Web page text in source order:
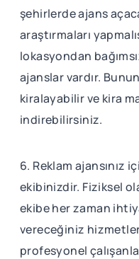
şehirlerde ajans
araştırmaları
lokasyondan
ajanslar vardır.
kiralayabilir ve kira
indirebilirsiniz.
6. Reklam ajansınız
ekibinizdir. Fiziksel
ekibe her zaman
vereceğiniz
profesyonel